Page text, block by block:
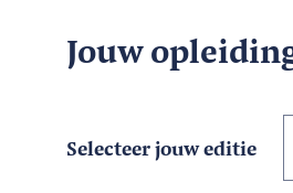
Jouw
Selecteer jouw editie